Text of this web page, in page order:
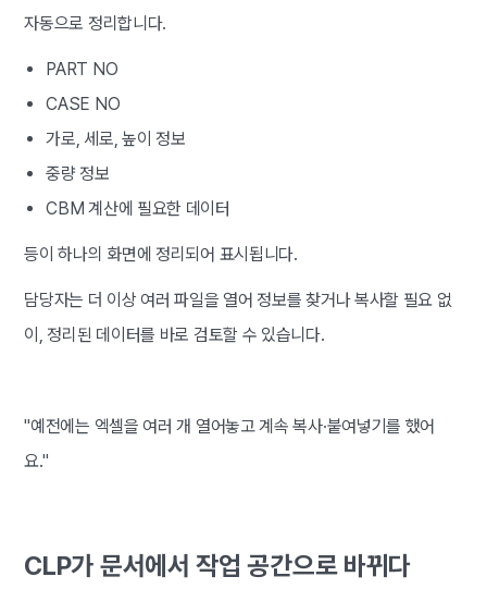
자동으로 정리합니다.
PART NO
CASE NO
가로, 세로, 높이 정보
중량 정보
CBM 계산에 필요한 데이터
등이 하나의 화면에 정리되어 표시됩니다.
담당자는 더 이상 여러 파일을 열어 정보를 찾거나 복사할 필요 없
이, 정리된 데이터를 바로 검토할 수 있습니다.
"예전에는 엑셀을 여러 개 열어놓고 계속 복사·붙여넣기를 했어
요."
CLP가 문서에서 작업 공간으로 바뀌다